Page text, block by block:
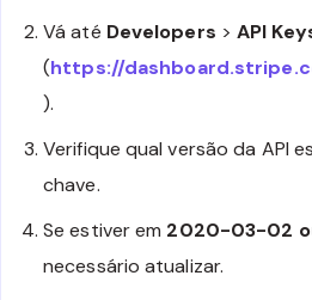
Vá até Developers >API
(https://
).
Verifique qual versão da API
chave.
Se estiver em 2020-03-02
necessário atualizar.